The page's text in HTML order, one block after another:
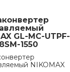
GL-MC-UTPF-
1550
NIKOMAX